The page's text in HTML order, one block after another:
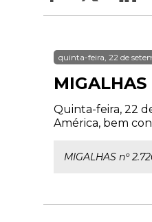
quinta-feira, 22 de
MIGALHAS
Quinta-feira, 22
América, bem
MIGALHAS nº